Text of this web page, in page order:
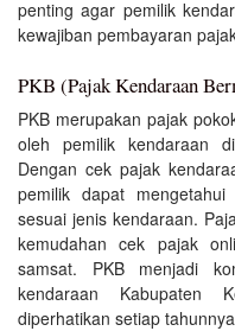
penting agar pemilik
kewajiban pembayaran
PKB (Pajak Kendaraan
PKB merupakan pajak
oleh pemilik kendaraan
Dengan cek pajak
pemilik dapat
sesuai jenis kendaraan.
kemudahan cek pajak
samsat. PKB menjadi
kendaraan Kabupaten
diperhatikan setiap